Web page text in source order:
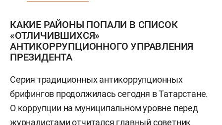
КАКИЕ РАЙОНЫ ПОПАЛИ В СПИСОК
«ОТЛИЧИВШИХСЯ»
АНТИКОРРУПЦИОННОГО УПРАВЛЕНИЯ
ПРЕЗИДЕНТА
Серия традиционных антикоррупционных
брифингов продолжилась сегодня в Татарстане.
О коррупции на муниципальном уровне перед
журналистами отчитался главный советник